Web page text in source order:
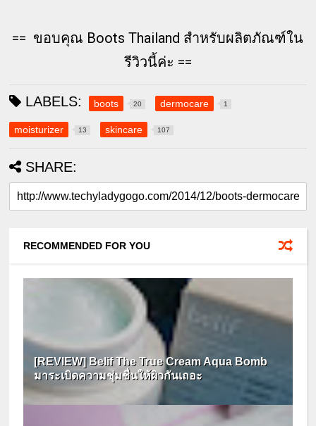
== ขอบคุณ Boots Thailand สำหรับผลิตภัณฑ์ใน
รีวิวนี้ค่ะ ==
LABELS: boots 20 dermocare 1
moisturizer 13 skincare 107
SHARE:
RECOMMENDED FOR YOU
[REVIEW] Belif The True Cream Aqua Bomb
มาระเบิดความชุ่มชื่นให้ผิวกันเถอะ